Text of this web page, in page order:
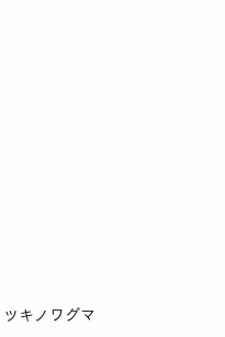
ツキノワグマ